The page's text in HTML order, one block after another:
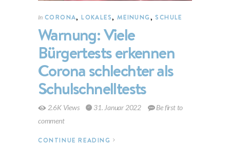
In CORONA,LOKALES, MEINUNG,SCHULE
Warnung: Viele
Bürgertests erkennen
Corona schlechter als
Schulschnelltests
2.6K Views 31. Januar 2022
Be first to
comment
CONTINUE READING